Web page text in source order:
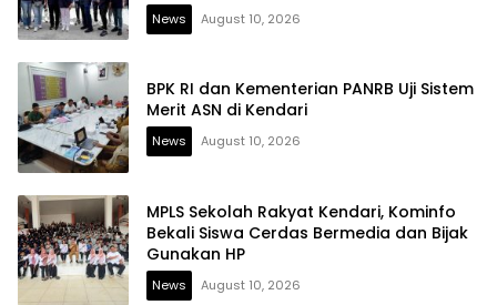
News August 10, 2026
BPK RI dan Kementerian PANRB Uji Sistem
Merit ASN di Kendari
News August 10, 2026
MPLS Sekolah Rakyat Kendari, Kominfo
Bekali Siswa Cerdas Bermedia dan Bijak
Gunakan HP
News August 10, 2026